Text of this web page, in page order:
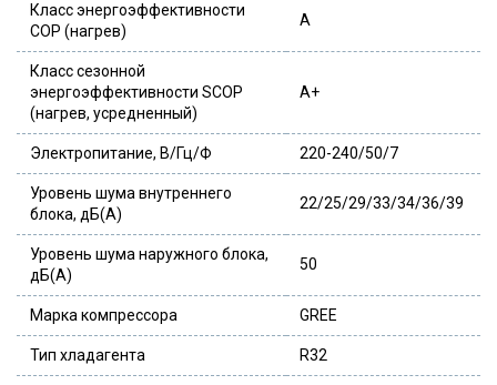
Класс энергоэффективности
COP (нагрев)
A
Класс сезонной
энергоэффективности SCOP
(нагрев, усредненный)
A+
Электропитание, В/Гц/Ф 220-240/50/7
Уровень шума внутреннего
блока, дБ(А)
22/25/29/33/34/36/39
Уровень шума наружного блока,
дБ(А)
50
Марка компрессора GREE
Тип хладагента R32